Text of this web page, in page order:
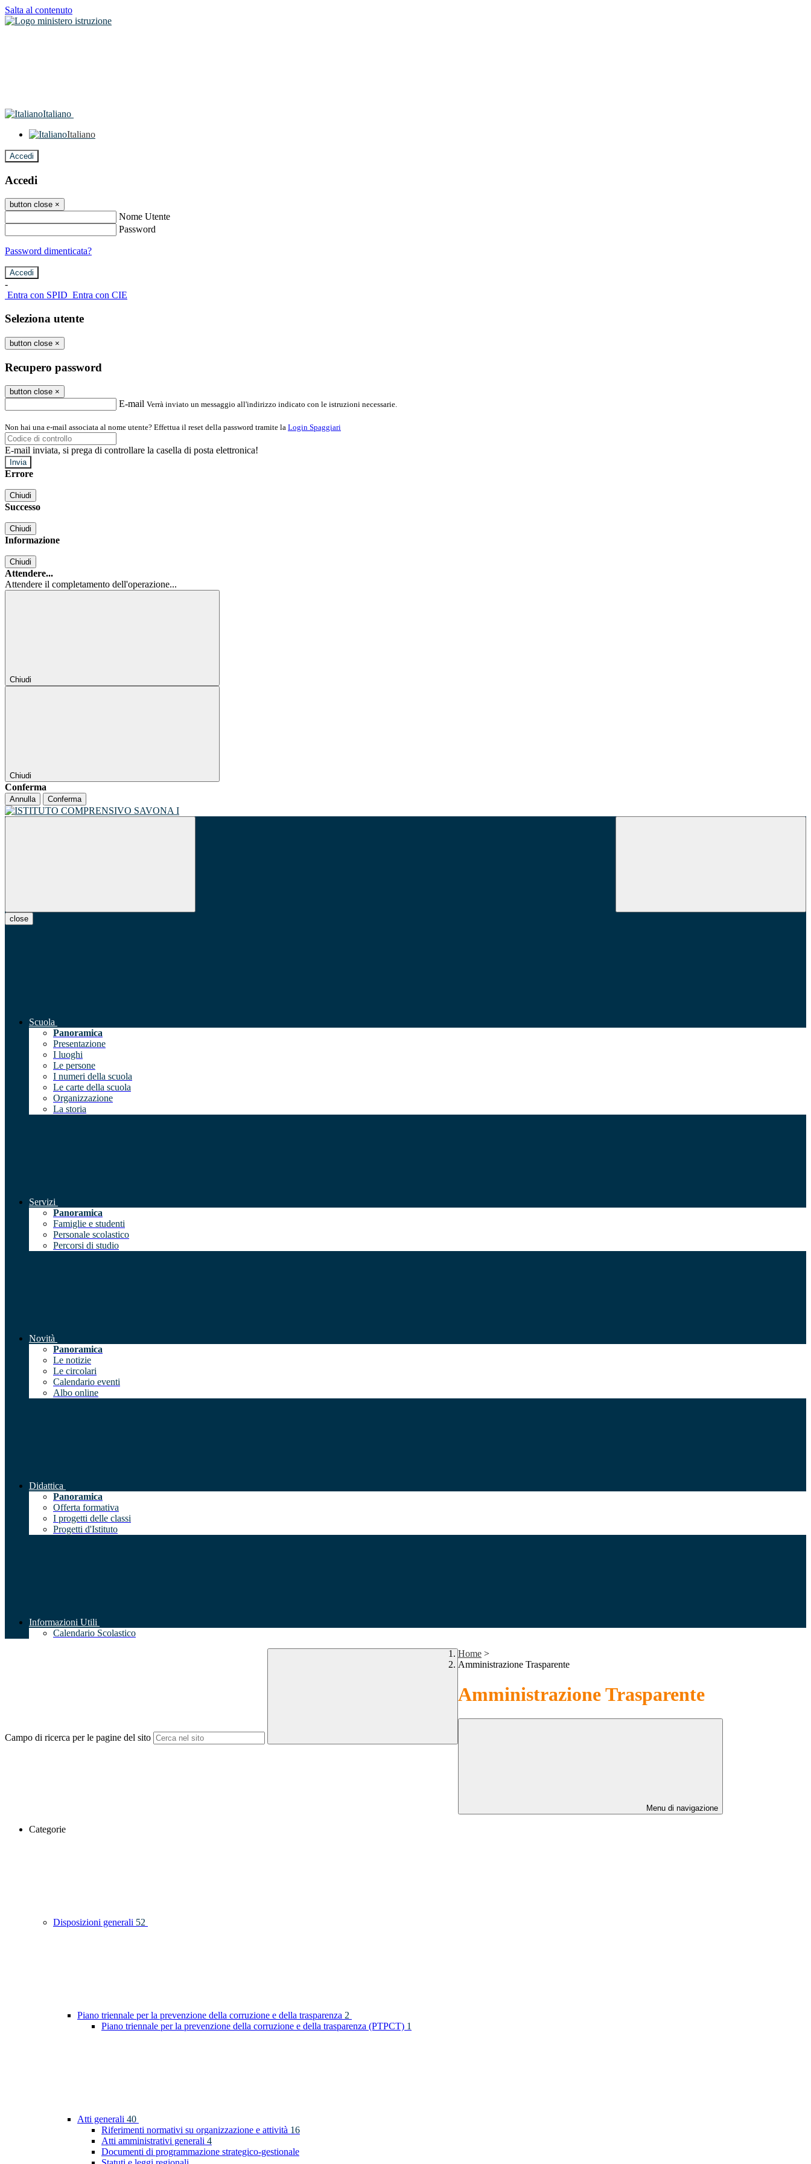
Salta al contenuto
Italiano
Italiano
Accedi
Accedi
button close ×
Nome Utente
Password
Password dimenticata?
-
Entra con SPID Entra con CIE
Seleziona utente
button close ×
Recupero password
button close ×
E-mail Verrà inviato un messaggio all'indirizzo indicato con le istruzioni necessarie.
Non hai una e-mail associata al nome utente? Effettua il reset della password tramite la Login Spaggiari
E-mail inviata, si prega di controllare la casella di posta elettronica!
Errore
Chiudi
Successo
Chiudi
Informazione
Chiudi
Attendere...
Attendere il completamento dell'operazione...
Chiudi
Chiudi
Conferma
Annulla Conferma
close
Scuola
Panoramica
Presentazione
I luoghi
Le persone
I numeri della scuola
Le carte della scuola
Organizzazione
La storia
Servizi
Panoramica
Famiglie e studenti
Personale scolastico
Percorsi di studio
Novità
Panoramica
Le notizie
Le circolari
Calendario eventi
Albo online
Didattica
Panoramica
Offerta formativa
I progetti delle classi
Progetti d'Istituto
Informazioni Utili
Calendario Scolastico
Campo di ricerca per le pagine del sito
Home >
Amministrazione Trasparente
Amministrazione Trasparente
Menu di navigazione
Categorie
Disposizioni generali 52
Piano triennale per la prevenzione della corruzione e della trasparenza 2
Piano triennale per la prevenzione della corruzione e della trasparenza (PTPCT) 1
Atti generali 40
Riferimenti normativi su organizzazione e attività 16
Atti amministrativi generali 4
Documenti di programmazione strategico-gestionale